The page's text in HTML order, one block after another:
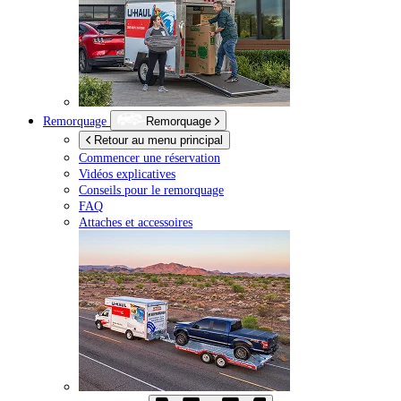
Remorquage
Remorquage
Retour au menu principal
Commencer une réservation
Vidéos explicatives
Conseils pour le remorquage
FAQ
Attaches et accessoires